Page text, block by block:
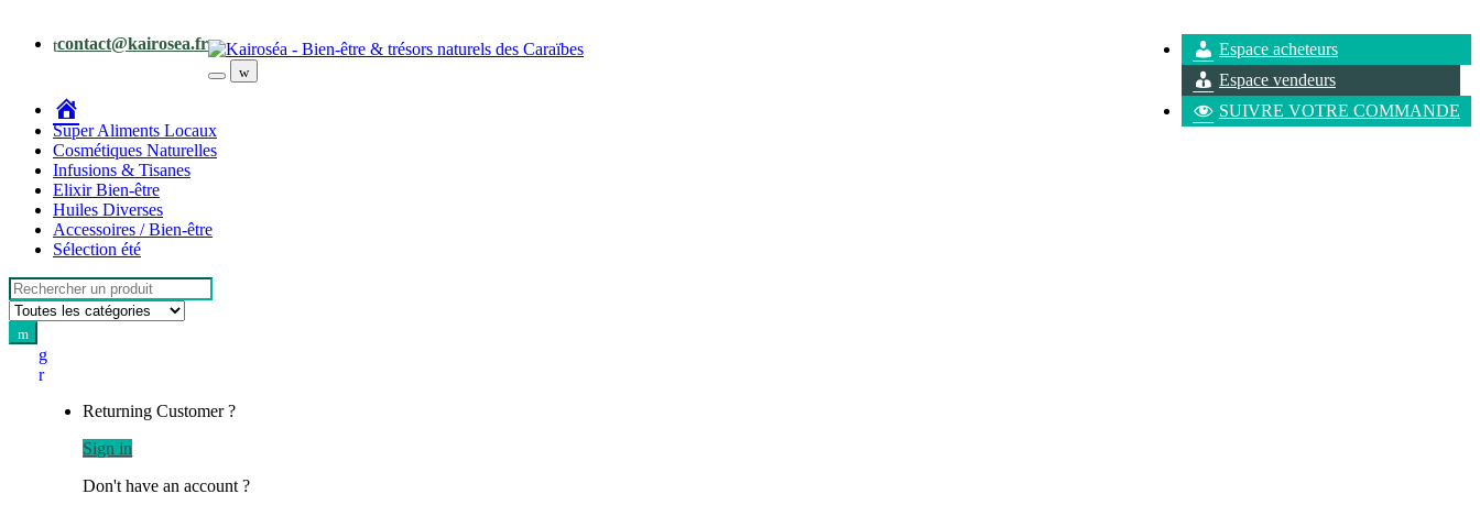
navigation
content
contact@kairosea.fr
Espace acheteurs
Espace vendeurs
SUIVRE VOTRE COMMANDE
Super Aliments Locaux
Cosmétiques Naturelles
Infusions & Tisanes
Elixir Bien-être
Huiles Diverses
Accessoires / Bien-être
Sélection été
Search
for:
Returning Customer ?
Sign in
Don't have an account ?